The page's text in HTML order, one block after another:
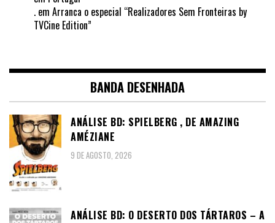
. em Arranca o especial “Realizadores Sem Fronteiras by
TVCine Edition”
BANDA DESENHADA
ANÁLISE BD: SPIELBERG , DE AMAZING
AMÉZIANE
9 DE AGOSTO, 2026
ANÁLISE BD: O DESERTO DOS TÁRTAROS – A